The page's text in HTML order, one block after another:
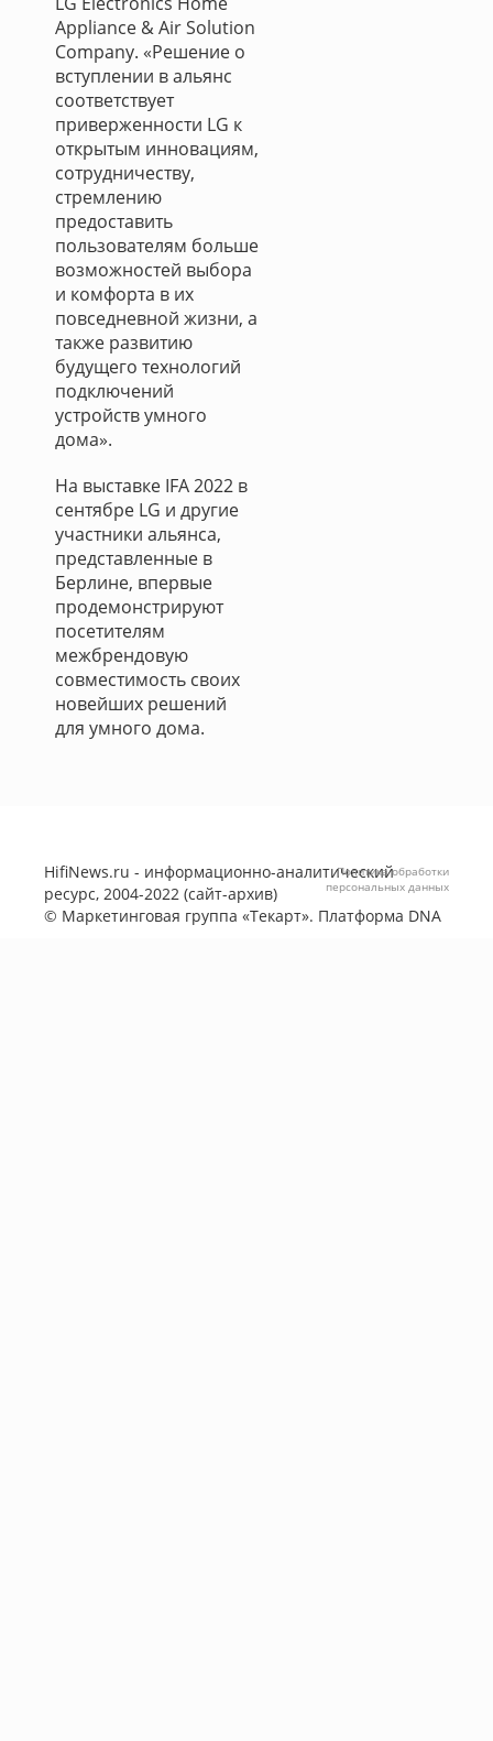
Appliance & Air Solution
Company. «Решение о
вступлении в альянс
соответствует
приверженности LG к
открытым инновациям,
сотрудничеству,
стремлению
предоставить
пользователям больше
возможностей выбора
и комфорта в их
повседневной жизни, а
также развитию
будущего технологий
подключений
устройств умного
дома».
На выставке IFA 2022 в
сентябре LG и другие
участники альянса,
представленные в
Берлине, впервые
продемонстрируют
посетителям
межбрендовую
совместимость своих
новейших решений
для умного дома.
HifiNews.ru - информационно-аналитический
ресурс, 2004-2022 (сайт-архив)
© Маркетинговая группа «Текарт». Платформа DNA
Политика обработки
персональных данных